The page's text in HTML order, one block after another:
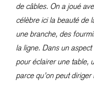
de câbles. On a joué
célèbre ici la beauté de
une branche, des
la ligne. Dans un
pour éclairer une table,
parce qu’on peut diriger